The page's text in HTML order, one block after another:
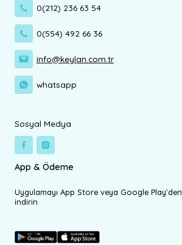
0(212) 236 63 54
0(554) 492 66 36
info@keylan.com.tr
whatsapp
Sosyal Medya
App & Ödeme
Uygulamayı App Store veya Google Play'den
indirin